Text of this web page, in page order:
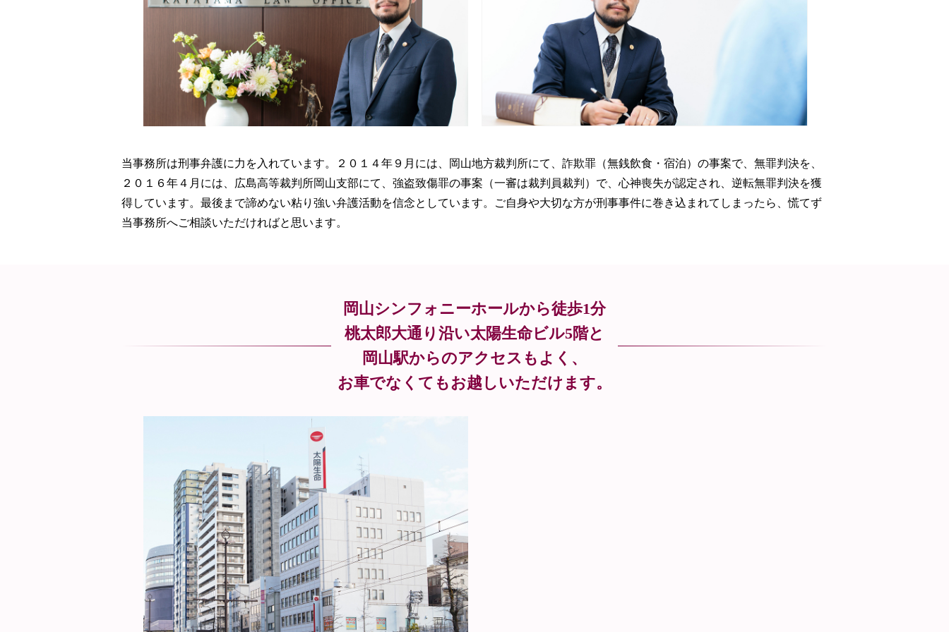
当事務所は刑事弁護に力を入れています。２０１４年９月には、岡山地方裁判所にて、詐欺罪（無銭飲食・宿泊）の事案で、無罪判決を、
２０１６年４月には、広島高等裁判所岡山支部にて、強盗致傷罪の事案（一審は裁判員裁判）で、心神喪失が認定され、逆転無罪判決を獲
得しています。最後まで諦めない粘り強い弁護活動を信念としています。ご自身や大切な方が刑事事件に巻き込まれてしまったら、慌てず
当事務所へご相談いただければと思います。
岡山シンフォニーホールから徒歩1分
桃太郎大通り沿い太陽生命ビル5階と
岡山駅からのアクセスもよく、
お車でなくてもお越しいただけます。